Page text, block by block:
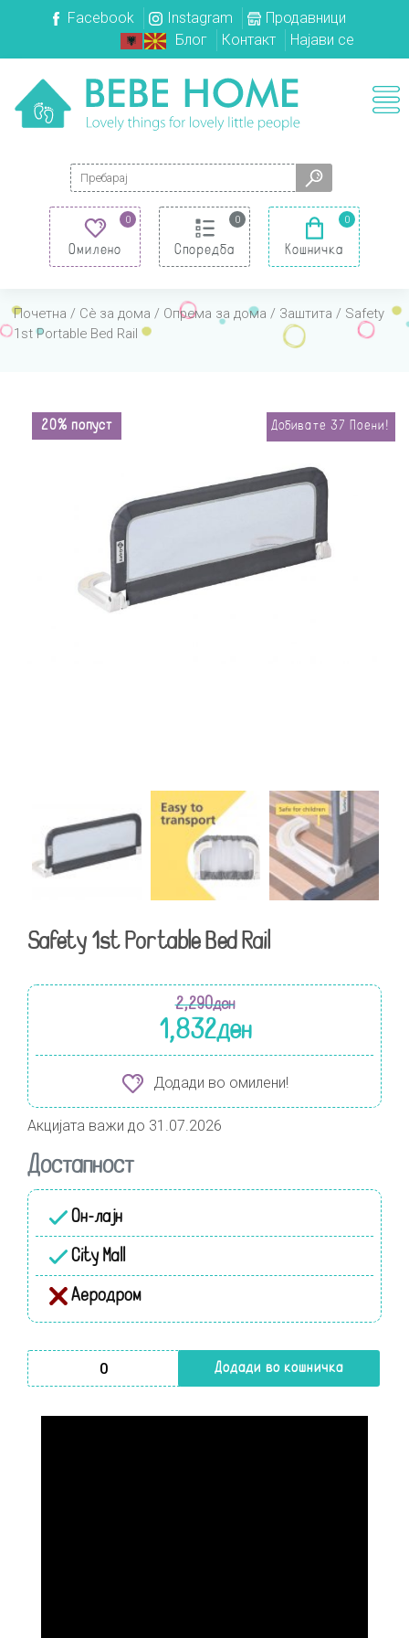
Facebook Instagram
Продавници
Блог
Контакт Најави се
Search for:
0
Омилено
0
Споредба
0
Кошничка
Почетна / Сè за дома / Опрема за дома / Заштита / Safety
1st Portable Bed Rail
20% попуст Добивате 37 Поени!
Safety 1st Portable Bed Rail
2,290ден
1,832ден
Додади во омилени!
Акцијата важи до 31.07.2026
Достапност
Он-лајн
City Mall
Аеродром
Safety 1st Portable Bed Rail количинаДодади во кошничка